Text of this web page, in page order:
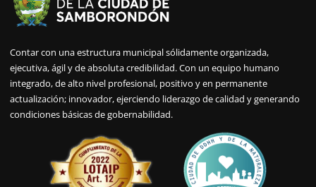
Contar con una estructura municipal sólidamente organizada,
ejecutiva, ágil y de absoluta credibilidad. Con un equipo humano
integrado, de alto nivel profesional, positivo y en permanente
actualización; innovador, ejerciendo liderazgo de calidad y generando
condiciones básicas de gobernabilidad.